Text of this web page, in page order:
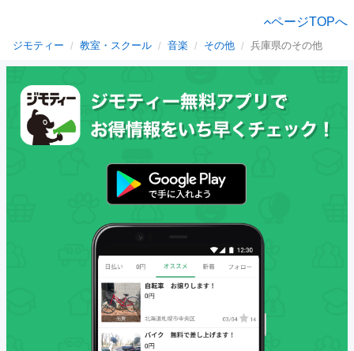
ページTOPへ
ジモティー 教室・スクール 音楽 その他 兵庫県のその他